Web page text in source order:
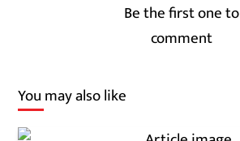
Be the first one to
comment
You may also like